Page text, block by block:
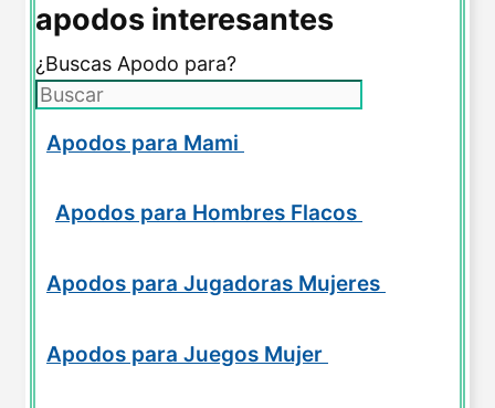
apodos interesantes
¿Buscas Apodo para?
Apodos para Mami
Apodos para Hombres Flacos
Apodos para Jugadoras Mujeres
Apodos para Juegos Mujer